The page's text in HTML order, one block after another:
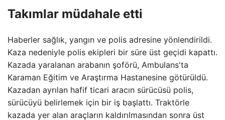
Takımlar müdahale etti
Haberler sağlık, yangın ve polis adresine yönlendirildi.
Kaza nedeniyle polis ekipleri bir süre üst geçidi kapattı.
Kazada yaralanan arabanın şoförü, Ambulans'ta
Karaman Eğitim ve Araştırma Hastanesine götürüldü.
Kazadan ayrılan hafif ticari aracın sürücüsü polis,
sürücüyü belirlemek için bir iş başlattı. Traktörle
kazada yer alan araçların kaldırılmasından sonra üst